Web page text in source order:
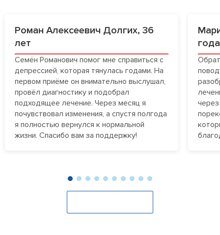
Роман Алексеевич Долгих, 36
лет
Семён Романович помог мне справиться с
депрессией, которая тянулась годами. На
первом приёме он внимательно выслушал,
провёл диагностику и подобрал
подходящее лечение. Через месяц я
почувствовал изменения, а спустя полгода
я полностью вернулся к нормальной
жизни. Спасибо вам за поддержку!
года